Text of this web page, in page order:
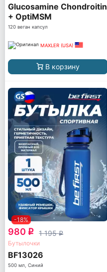
Glucosamine Chondroitin
+ OptiMSM
120 веган капсул
MAXLER (USA)
В корзину
-18%
980 q 1 195q
Бутылочки
BF13026
500 мл, Синий